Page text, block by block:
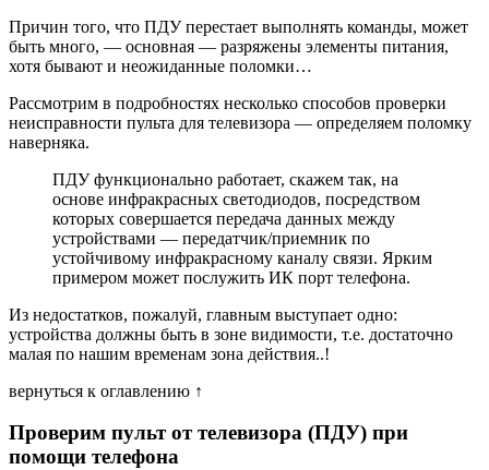
Причин того, что ПДУ перестает выполнять команды, может
быть много, — основная — разряжены элементы питания,
хотя бывают и неожиданные поломки…
Рассмотрим в подробностях несколько способов проверки
неисправности пульта для телевизора — определяем поломку
наверняка.
ПДУ функционально работает, скажем так, на
основе инфракрасных светодиодов, посредством
которых совершается передача данных между
устройствами — передатчик/приемник по
устойчивому инфракрасному каналу связи. Ярким
примером может послужить ИК порт телефона.
Из недостатков, пожалуй, главным выступает одно:
устройства должны быть в зоне видимости, т.е. достаточно
малая по нашим временам зона действия..!
вернуться к оглавлению ↑
Проверим пульт от телевизора (ПДУ) при
помощи телефона